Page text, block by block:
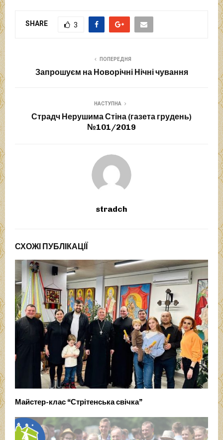
SHARE 3
ПОПЕРЕДНЯ
Запрошуєм на Новорічні Нічні чування
НАСТУПНА
Страдч Нерушима Стіна (газета грудень)
№101/2019
stradch
СХОЖІ ПУБЛІКАЦІЇ
Майстер-клас “Стрітенська свічка”